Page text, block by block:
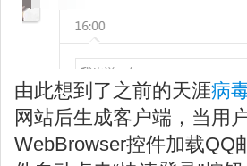
由此想到了之前的天涯病
网站后生成客户端，当用
WebBrowser控件加载QQ